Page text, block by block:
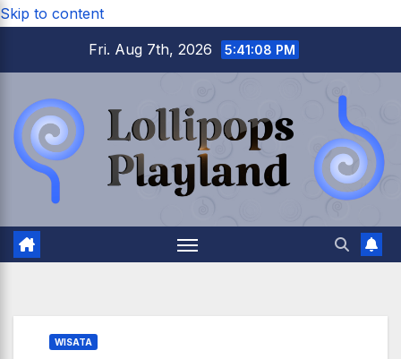
Skip to content
Fri. Aug 7th, 2026
5:41:09 PM
WISATA